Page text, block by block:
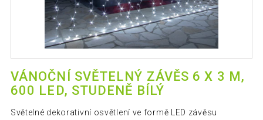
VÁNOČNÍ SVĚTELNÝ ZÁVĚS 6 X 3 M,
600 LED, STUDENĚ BÍLÝ
Světelné dekorativní osvětlení ve formě LED závěsu